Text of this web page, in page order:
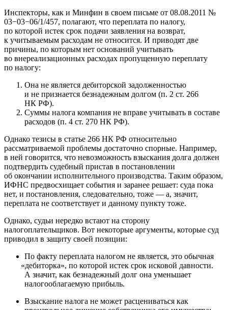
Инспекторы, как и Минфин в своем письме от 08.08.2011 №
03−03−06/1/457, полагают, что переплата по налогу,
по которой истек срок подачи заявления на возврат,
к учитываемым расходам не относится. И приводят две
причины, по которым нет оснований учитывать
во внереализационных расходах пропущенную переплату
по налогу:
Она не является дебиторской задолженностью
и не признается безнадежным долгом (п. 2 ст. 266
НК РФ).
Суммы налога компания не вправе учитывать в составе
расходов (п. 4 ст. 270 НК РФ).
Однако тезисы в статье 266 НК РФ относительно
рассматриваемой проблемы достаточно спорные. Например,
в ней говорится, что невозможность взыскания долга должен
подтвердить судебный пристав в постановлении
об окончании исполнительного производства. Таким образом,
ИФНС предвосхищает события и заранее решает: суда пока
нет, и постановления, следовательно, тоже — а, значит,
переплата не соответствует и данному пункту тоже.
Однако, судьи нередко встают на сторону
налогоплательщиков. Вот некоторые аргументы, которые суд
приводил в защиту своей позиции:
По факту переплата налогом не является, это обычная
«дебиторка», по которой истек срок исковой давности.
А значит, как безнадежный долг она уменьшает
налогооблагаемую прибыль.
Взыскание налога не может расцениваться как